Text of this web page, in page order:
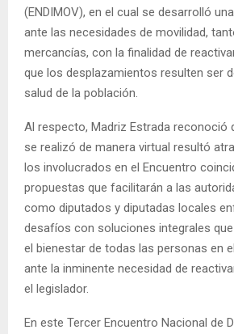
(ENDIMOV), en el cual se desarrolló
ante las necesidades de movilidad,
mercancías, con la finalidad de
que los desplazamientos resulten ser
salud de la población.
Al respecto, Madriz Estrada reconoció
se realizó de manera virtual resultó
los involucrados en el Encuentro
propuestas que facilitarán a las
como diputados y diputadas locales
desafíos con soluciones integrales
el bienestar de todas las personas en
ante la inminente necesidad de
el legislador.
En este Tercer Encuentro Nacional de